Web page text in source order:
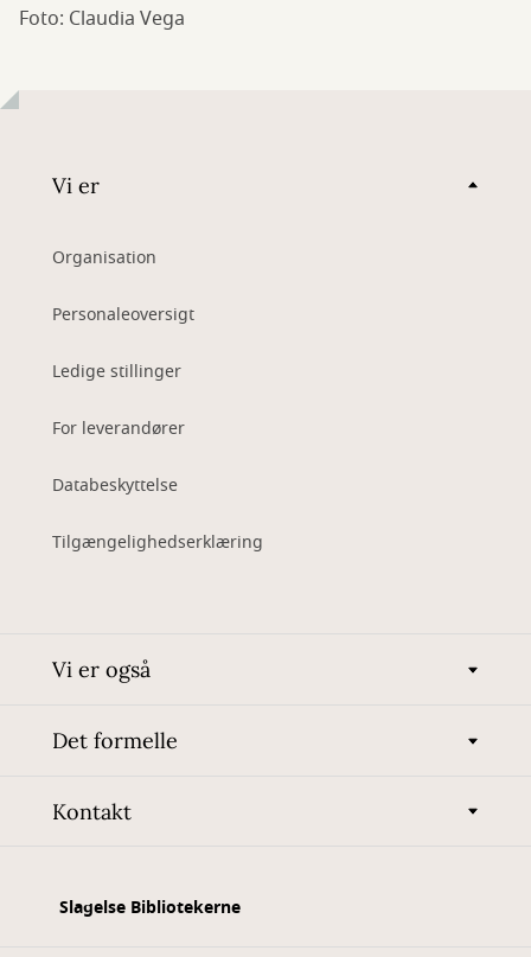
Foto: Claudia Vega
Vi er
Organisation
Personaleoversigt
Ledige stillinger
For leverandører
Databeskyttelse
Tilgængelighedserklæring
Vi er også
Det formelle
Kontakt
Slagelse Bibliotekerne